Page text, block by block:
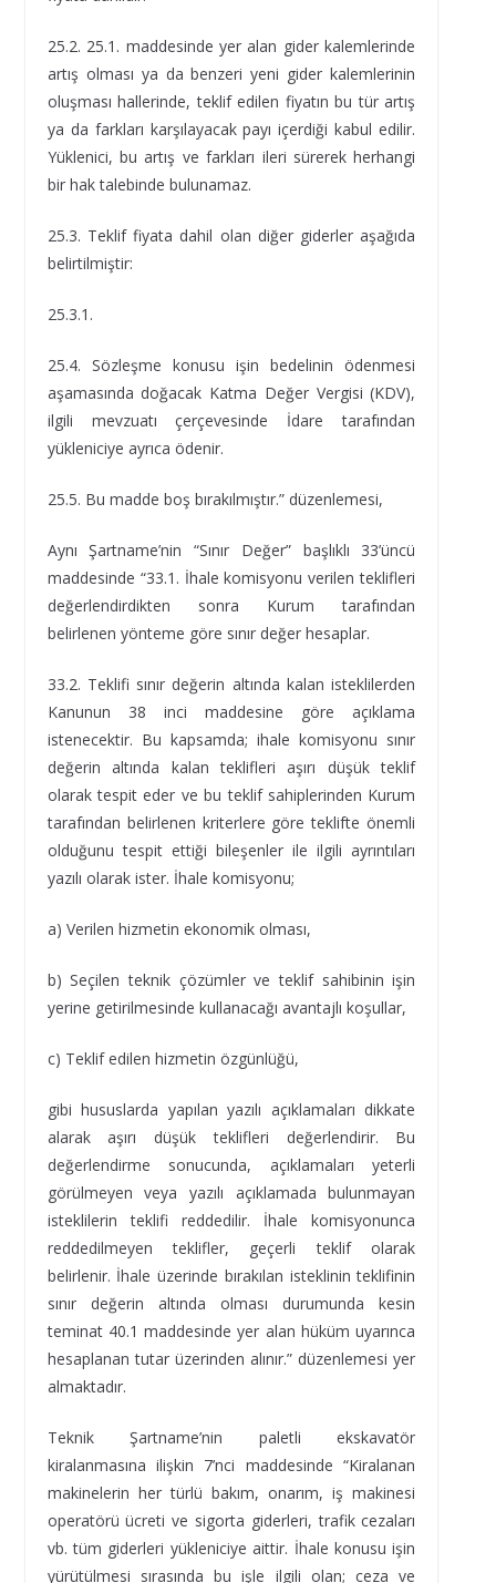
25.2. 25.1. maddesinde yer alan gider kalemlerinde
artış olması ya da benzeri yeni gider kalemlerinin
oluşması hallerinde, teklif edilen fiyatın bu tür artış
ya da farkları karşılayacak payı içerdiği kabul edilir.
Yüklenici, bu artış ve farkları ileri sürerek herhangi
bir hak talebinde bulunamaz.
25.3. Teklif fiyata dahil olan diğer giderler aşağıda
belirtilmiştir:
25.3.1.
25.4. Sözleşme konusu işin bedelinin ödenmesi
aşamasında doğacak Katma Değer Vergisi (KDV),
ilgili mevzuatı çerçevesinde İdare tarafından
yükleniciye ayrıca ödenir.
25.5. Bu madde boş bırakılmıştır.” düzenlemesi,
Aynı Şartname’nin “Sınır Değer” başlıklı 33’üncü
maddesinde “33.1. İhale komisyonu verilen teklifleri
değerlendirdikten sonra Kurum tarafından
belirlenen yönteme göre sınır değer hesaplar.
33.2. Teklifi sınır değerin altında kalan isteklilerden
Kanunun 38 inci maddesine göre açıklama
istenecektir. Bu kapsamda; ihale komisyonu sınır
değerin altında kalan teklifleri aşırı düşük teklif
olarak tespit eder ve bu teklif sahiplerinden Kurum
tarafından belirlenen kriterlere göre teklifte önemli
olduğunu tespit ettiği bileşenler ile ilgili ayrıntıları
yazılı olarak ister. İhale komisyonu;
a) Verilen hizmetin ekonomik olması,
b) Seçilen teknik çözümler ve teklif sahibinin işin
yerine getirilmesinde kullanacağı avantajlı koşullar,
c) Teklif edilen hizmetin özgünlüğü,
gibi hususlarda yapılan yazılı açıklamaları dikkate
alarak aşırı düşük teklifleri değerlendirir. Bu
değerlendirme sonucunda, açıklamaları yeterli
görülmeyen veya yazılı açıklamada bulunmayan
isteklilerin teklifi reddedilir. İhale komisyonunca
reddedilmeyen teklifler, geçerli teklif olarak
belirlenir. İhale üzerinde bırakılan isteklinin teklifinin
sınır değerin altında olması durumunda kesin
teminat 40.1 maddesinde yer alan hüküm uyarınca
hesaplanan tutar üzerinden alınır.” düzenlemesi yer
almaktadır.
Teknik Şartname’nin paletli ekskavatör
kiralanmasına ilişkin 7’nci maddesinde “Kiralanan
makinelerin her türlü bakım, onarım, iş makinesi
operatörü ücreti ve sigorta giderleri, trafik cezaları
vb. tüm giderleri yükleniciye aittir. İhale konusu işin
yürütülmesi sırasında bu işle ilgili olan; ceza ve